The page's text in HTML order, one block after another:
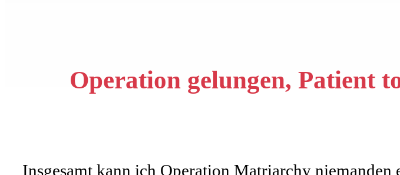
Operation gelungen, Patient
Insgesamt kann ich Operation Matriarchy